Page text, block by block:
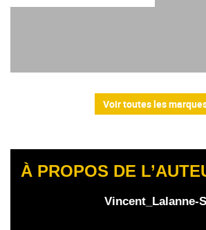
Voir toutes les
À PROPOS DE
Vincent_Lalanne-